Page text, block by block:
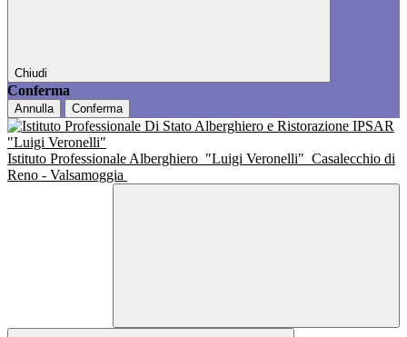
Chiudi
Conferma
Annulla Conferma
Istituto Professionale Alberghiero "Luigi Veronelli" Casalecchio di
Reno - Valsamoggia